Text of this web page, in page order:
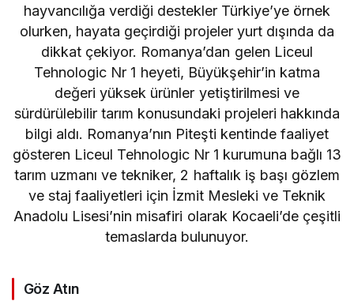
hayvancılığa verdiği destekler Türkiye’ye örnek
olurken, hayata geçirdiği projeler yurt dışında da
dikkat çekiyor. Romanya’dan gelen Liceul
Tehnologic Nr 1 heyeti, Büyükşehir’in katma
değeri yüksek ürünler yetiştirilmesi ve
sürdürülebilir tarım konusundaki projeleri hakkında
bilgi aldı. Romanya’nın Piteşti kentinde faaliyet
gösteren Liceul Tehnologic Nr 1 kurumuna bağlı 13
tarım uzmanı ve tekniker, 2 haftalık iş başı gözlem
ve staj faaliyetleri için İzmit Mesleki ve Teknik
Anadolu Lisesi’nin misafiri olarak Kocaeli’de çeşitli
temaslarda bulunuyor.
Göz Atın